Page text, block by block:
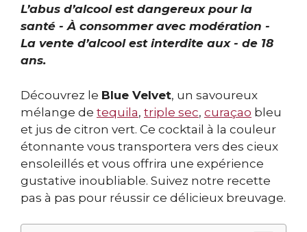
L’abus d’alcool est dangereux pour la
santé - À consommer avec modération -
La vente d’alcool est interdite aux - de 18
ans.
Découvrez le Blue Velvet, un savoureux
mélange de tequila, triple sec, curaçao bleu
et jus de citron vert. Ce cocktail à la couleur
étonnante vous transportera vers des cieux
ensoleillés et vous offrira une expérience
gustative inoubliable. Suivez notre recette
pas à pas pour réussir ce délicieux breuvage.